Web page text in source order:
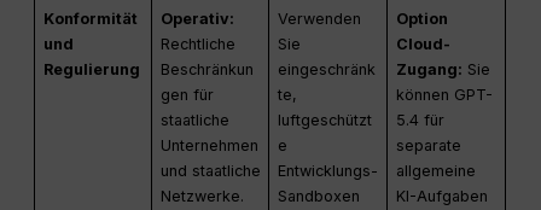
Konformität
und
Regulierung
Operativ:
Rechtliche
Beschränkun
gen für
staatliche
Unternehmen
und staatliche
Netzwerke.
Verwenden
Sie
eingeschränk
te,
luftgeschützt
e
Entwicklungs-
Sandboxen
Option
Cloud-
Zugang: Sie
können GPT-
5.4 für
separate
allgemeine
KI-Aufgaben